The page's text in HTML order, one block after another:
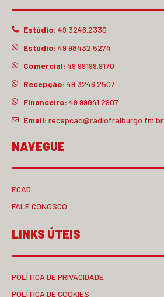
Estúdio: 49 3246.2330
Estúdio: 49 98432.5274
Comercial: 49 99199.9170
Recepção: 49 3246.2507
Financeiro: 49 99841.2907
Email: recepcao@radiofraiburgo.fm.br
NAVEGUE
ECAD
FALE CONOSCO
LINKS ÚTEIS
POLÍTICA DE PRIVACIDADE
POLÍTICA DE COOKIES